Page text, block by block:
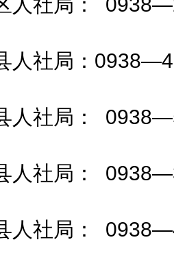
社局：
社局：
社局：
社局：